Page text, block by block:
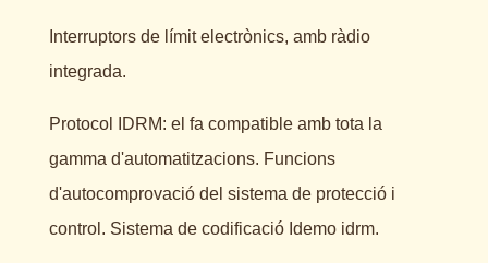
Interruptors de límit electrònics, amb ràdio
integrada.
Protocol IDRM: el fa compatible amb tota la
gamma d'automatitzacions. Funcions
d'autocomprovació del sistema de protecció i
control. Sistema de codificació Idemo idrm.